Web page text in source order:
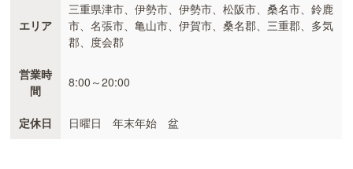
エリア
三重県津市、伊勢市、伊勢市、松阪市、桑名市、鈴鹿
市、名張市、亀山市、伊賀市、桑名郡、三重郡、多気
郡、度会郡
営業時
間
8:00～20:00
定休日 日曜日 年末年始 盆